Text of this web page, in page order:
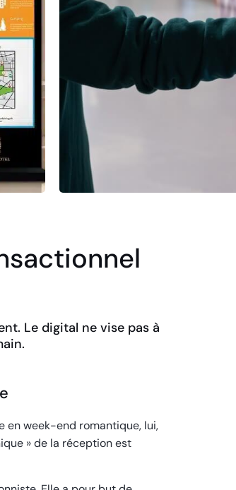
Le digital ne vise pas à
en week-end romantique, lui,
» de la réception est